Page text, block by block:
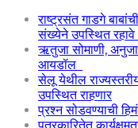
राष्ट्रसंत गाडगे
संख्येने उपस्थित रहावे
ऋतुजा सोमाणी,
आयडॉल
सेलू येथील
उपस्थित राहणार
प्रश्न सोडवण्याची